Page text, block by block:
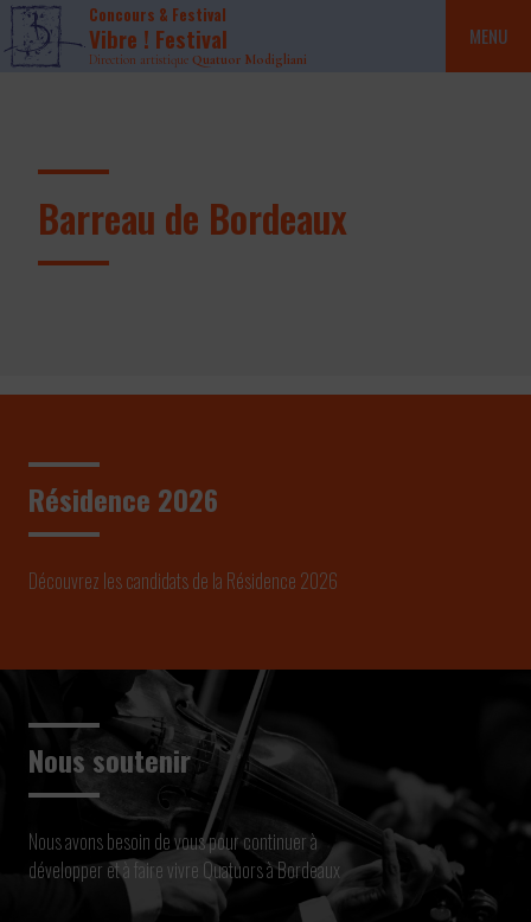
Concours & Festival
Vibre ! Festival
Direction artistique Quatuor Modigliani
MENU
Barreau de Bordeaux
Résidence 2026
Découvrez les candidats de la Résidence 2026
Nous soutenir
Nous avons besoin de vous pour continuer à
développer et à faire vivre Quatuors à Bordeaux